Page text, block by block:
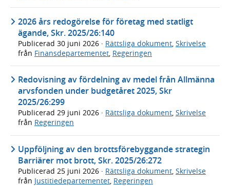
2026 års redogörelse för företag med statligt
ägande, Skr. 2025/26:140
Publicerad 30 juni 2026 · Rättsliga dokument Skrivelse
från Finansdepartementet Regeringen
Redovisning av fördelning av medel från Allmänna
arvsfonden under budgetåret 2025, Skr
2025/26:299
Publicerad 29 juni 2026 · Rättsliga dokument, Skrivelse
från Regeringen
Uppföljning av den brottsförebyggande strategin
Barriärer mot brott, Skr. 2025/26:272
Publicerad 25 juni 2026 · Rättsliga dokument, Skrivelse
från Justitiedepartementet, Regeringen